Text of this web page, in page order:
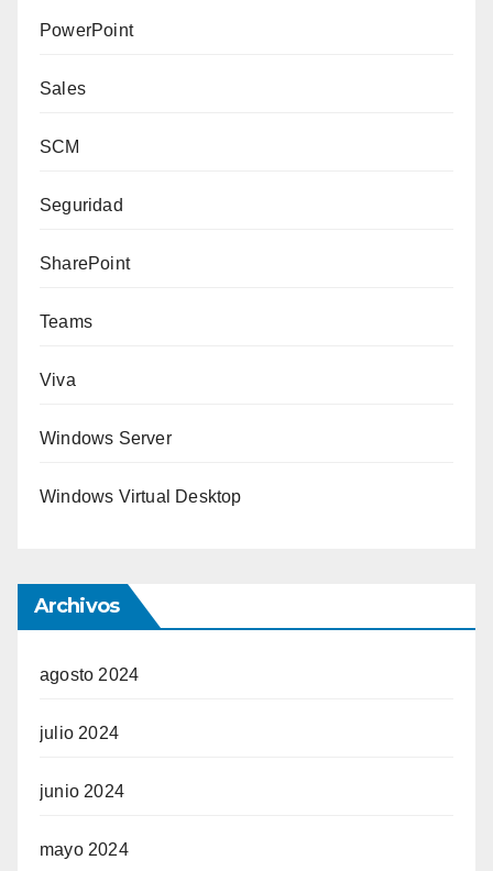
PowerPoint
Sales
SCM
Seguridad
SharePoint
Teams
Viva
Windows Server
Windows Virtual Desktop
Archivos
agosto 2024
julio 2024
junio 2024
mayo 2024